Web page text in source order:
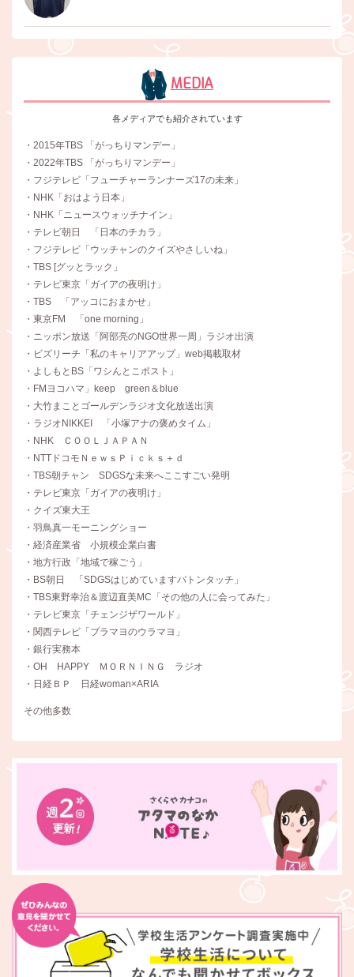
MEDIA
各メディアでも紹介されています
・2015年TBS 「がっちりマンデー」
・2022年TBS 「がっちりマンデー」
・フジテレビ「フューチャーランナーズ17の未来」
・NHK「おはよう日本」
・NHK「ニュースウォッチナイン」
・テレビ朝日 「日本のチカラ」
・フジテレビ「ウッチャンのクイズやさしいね」
・TBS [グッとラック」
・テレビ東京「ガイアの夜明け」
・TBS 「アッコにおまかせ」
・東京FM 「one morning」
・ニッポン放送「阿部亮のNGO世界一周」ラジオ出演
・ビズリーチ「私のキャリアアップ」web掲載取材
・よしもとBS「ワシんとこポスト」
・FMヨコハマ」keep green＆blue
・大竹まことゴールデンラジオ文化放送出演
・ラジオNIKKEI 「小塚アナの褒めタイム」
・NHK ＣＯＯＬＪＡＰＡＮ
・NTTドコモＮｅｗｓＰｉｃｋｓ＋ｄ
・TBS朝チャン SDGSな未来へここすごい発明
・テレビ東京「ガイアの夜明け」
・クイズ東大王
・羽鳥真一モーニングショー
・経済産業省 小規模企業白書
・地方行政「地域で稼ごう」
・BS朝日 「SDGSはじめていますバトンタッチ」
・TBS東野幸治＆渡辺直美MC「その他の人に会ってみた」
・テレビ東京「チェンジザワールド」
・関西テレビ「ブラマヨのウラマヨ」
・銀行実務本
・OH HAPPY ＭＯＲＮＩＮＧ ラジオ
・日経ＢＰ 日経woman×ARIA
その他多数